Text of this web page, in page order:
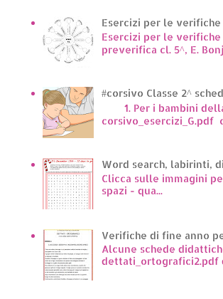
Esercizi per le
Esercizi per le
preverifica cl. 5^, E.
#corsivo Classe 2^
1. Per i bambini della
corsivo_esercizi_G.pdf
Word search, labirinti,
Clicca sulle immagini
spazi - qua...
Verifiche di fine anno
Alcune schede
dettati_ortografici2.pdf